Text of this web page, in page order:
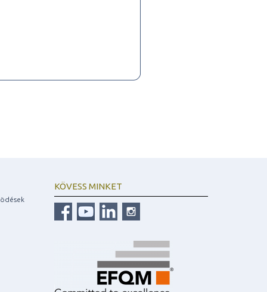
KÖVESS MINKET